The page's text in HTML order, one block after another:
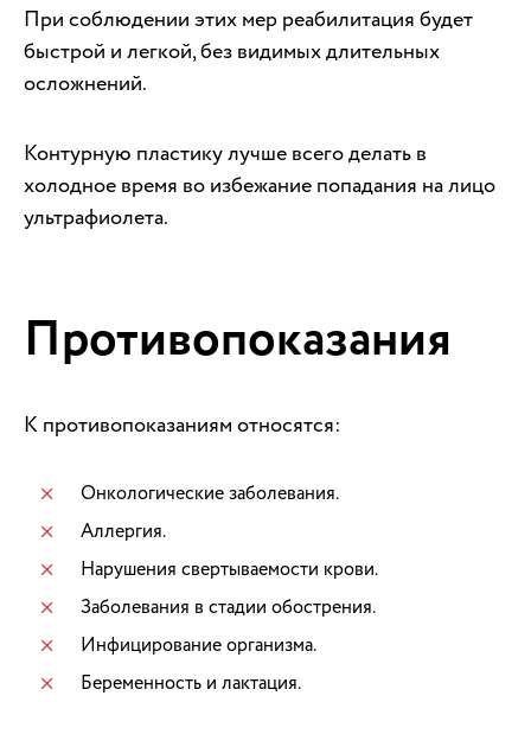
При соблюдении этих мер реабилитация будет
быстрой и легкой, без видимых длительных
осложнений.
Контурную пластику лучше всего делать в
холодное время во избежание попадания на лицо
ультрафиолета.
Противопоказания
К противопоказаниям относятся:
Онкологические заболевания.
Аллергия.
Нарушения свертываемости крови.
Заболевания в стадии обострения.
Инфицирование организма.
Беременность и лактация.